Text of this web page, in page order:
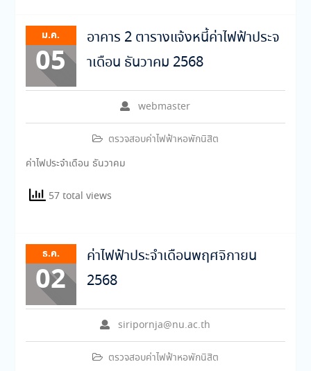
ม.ค.
05
อาคาร 2 ตารางแจ้งหนี้ค่าไฟฟ้าประจ
าเดือน ธันวาคม 2568
webmaster
ตรวจสอบค่าไฟฟ้าหอพักนิสิต
ค่าไฟประจำเดือน ธันวาคม
57 total views
ธ.ค.
02
ค่าไฟฟ้าประจำเดือนพฤศจิกายน
2568
siripornja@nu.ac.th
ตรวจสอบค่าไฟฟ้าหอพักนิสิต